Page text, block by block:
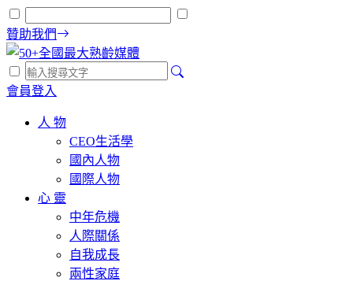
贊助我們
會員登入
人 物
CEO生活學
國內人物
國際人物
心 靈
中年危機
人際關係
自我成長
兩性家庭